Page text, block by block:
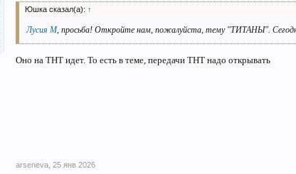
Юшка сказал(а): ↑
Лусия М, просьба! Откройте нам, пожалуйста, тему "ТИТАНЫ".
Оно на ТНТ идет. То есть в теме, передачи ТНТ надо открывать
arseneva 25 янв 2026